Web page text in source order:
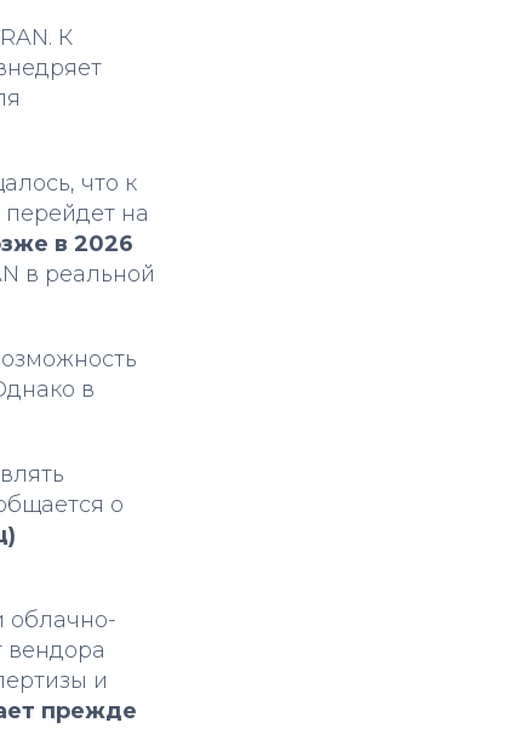
К
что к
на
в 2026
в реальной
в
о
облачно-
вендора
и
прежде